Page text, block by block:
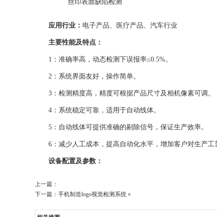
丝印表面缺陷检测
应用行业： 电子产品、医疗产品、汽车行业
主要性能及特点：
1：准确率高，动态检测下误报率≤0.5%。
2：系统界面友好，操作简单。
3：检测精度高，精度可根据产品尺寸及相机像素可调。
4：系统稳定可靠，适用于自动线体。
5：自动线体可提供准确的剔除信号，保证生产效率。
6：减少人工成本，提高自动化水平，增加客户对生产工
设备配置及参数：
上一篇：
下一篇： 手机制造logo视觉检测系统 »